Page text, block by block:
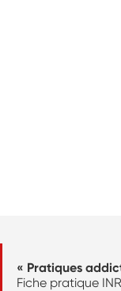
« Pratiques
Fiche pratique